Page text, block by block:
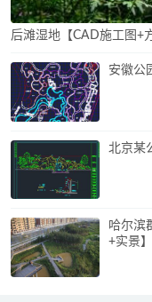
后滩湿地【CAD施工图+
安徽公
北京某
哈尔滨
+实景】